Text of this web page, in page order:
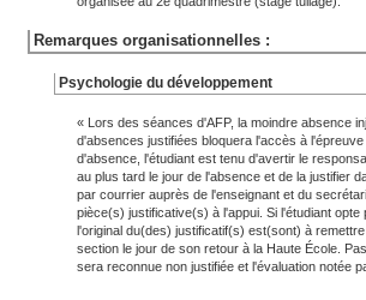
Remarques organisationnelles :
Psychologie du développement
« Lors des séances d'AFP, la moindre absence
d'absences justifiées bloquera l'accès à
d'absence, l'étudiant est tenu d'avertir le
au plus tard le jour de l'absence et de la justifier
par courrier auprès de l'enseignant et du
pièce(s) justificative(s) à l'appui. Si l'étudiant opte
l'original du(des) justificatif(s) est(sont) à
section le jour de son retour à la Haute École.
sera reconnue non justifiée et l'évaluation notée